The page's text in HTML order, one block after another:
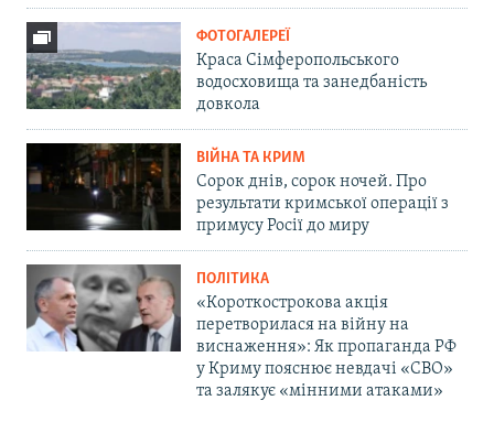
ФОТОГАЛЕРЕЇ
Краса Сімферопольського
водосховища та занедбаність
довкола
ВІЙНА ТА КРИМ
Сорок днів, сорок ночей. Про
результати кримської операції з
примусу Росії до миру
ПОЛІТИКА
«Короткострокова акція
перетворилася на війну на
виснаження»: Як пропаганда РФ
у Криму пояснює невдачі «СВО»
та залякує «мінними атаками»